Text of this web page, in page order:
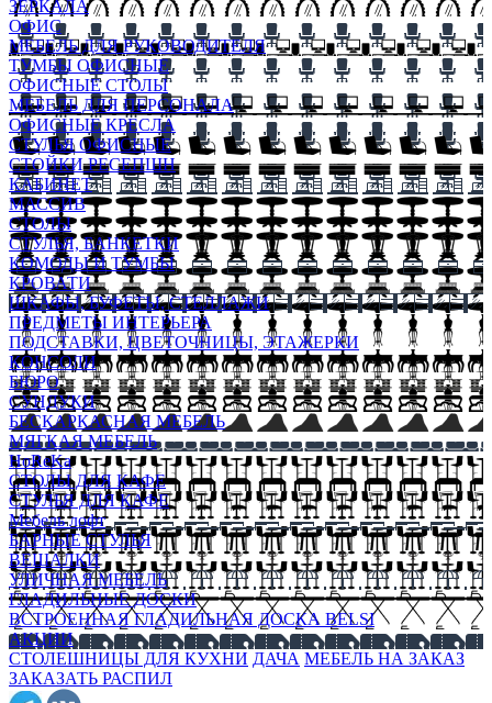
ЗЕРКАЛА
ОФИС
МЕБЕЛЬ ДЛЯ РУКОВОДИТЕЛЯ
ТУМБЫ ОФИСНЫЕ
ОФИСНЫЕ СТОЛЫ
МЕБЕЛЬ ДЛЯ ПЕРСОНАЛА
ОФИСНЫЕ КРЕСЛА
СТУЛЬЯ ОФИСНЫЕ
СТОЙКИ РЕСЕПШН
КАБИНЕТ
МАССИВ
СТОЛЫ
СТУЛЬЯ, БАНКЕТКИ
КОМОДЫ И ТУМБЫ
КРОВАТИ
ШКАФЫ, БУФЕТЫ, СТЕЛЛАЖИ
ПРЕДМЕТЫ ИНТЕРЬЕРА
ПОДСТАВКИ, ЦВЕТОЧНИЦЫ, ЭТАЖЕРКИ
КОНСОЛИ
БЮРО
СУНДУКИ
БЕСКАРКАСНАЯ МЕБЕЛЬ
МЯГКАЯ МЕБЕЛЬ
HoReKa
СТОЛЫ ДЛЯ КАФЕ
СТУЛЬЯ ДЛЯ КАФЕ
Мебель лофт
БАРНЫЕ СТУЛЬЯ
ВЕШАЛКИ
УЛИЧНАЯ МЕБЕЛЬ
ГЛАДИЛЬНЫЕ ДОСКИ
ВСТРОЕННАЯ ГЛАДИЛЬНАЯ ДОСКА BELSI
АКЦИИ
СТОЛЕШНИЦЫ ДЛЯ КУХНИ ДАЧА МЕБЕЛЬ НА ЗАКАЗ
ЗАКАЗАТЬ РАСПИЛ